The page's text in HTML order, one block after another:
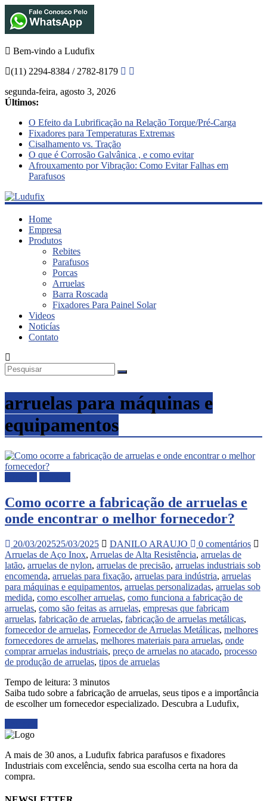
Bem-vindo a Ludufix
(11) 2294-8384 / 2782-8179
segunda-feira, agosto 3, 2026
Últimos:
O Efeito da Lubrificação na Relação Torque/Pré-Carga
Fixadores para Temperaturas Extremas
Cisalhamento vs. Tração
O que é Corrosão Galvânica , e como evitar
Afrouxamento por Vibração: Como Evitar Falhas em
Parafusos
Ludufix
Fixadores
Home
Empresa
Produtos
Rebites
Parafusos
Porcas
Arruelas
Barra Roscada
Fixadores Para Painel Solar
Videos
Noticías
Contato
arruelas para máquinas e
equipamentos
Como ocorre a fabricação de arruelas e
onde encontrar o melhor fornecedor?
20/03/202525/03/2025 DANILO ARAUJO
0 comentários
Arruelas de Aço Inox, Arruelas de Alta Resistência, arruelas de
latão, arruelas de nylon, arruelas de precisão, arruelas industriais sob
encomenda, arruelas para fixação, arruelas para indústria, arruelas
para máquinas e equipamentos, arruelas personalizadas, arruelas sob
medida, como escolher arruelas, como funciona a fabricação de
arruelas, como são feitas as arruelas, empresas que fabricam
arruelas, fabricação de arruelas, fabricação de arruelas metálicas,
fornecedor de arruelas, Fornecedor de Arruelas Metálicas, melhores
fornecedores de arruelas, melhores materiais para arruelas, onde
comprar arruelas industriais, preço de arruelas no atacado, processo
de produção de arruelas, tipos de arruelas
Tempo de leitura: 3 minutos
Saiba tudo sobre a fabricação de arruelas, seus tipos e a importância
de escolher um fornecedor especializado. Descubra a Ludufix,
A mais de 30 anos, a Ludufix fabrica parafusos e fixadores
Industriais com excelência, sendo sua escolha certa na hora da
compra.